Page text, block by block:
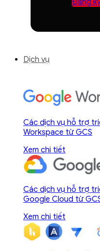
Đăng
Dịch vụ
Các dịch vụ hỗ trợ
Workspace từ GCS
Xem chi tiết
Các dịch vụ hỗ trợ
Google Cloud từ
Xem chi tiết